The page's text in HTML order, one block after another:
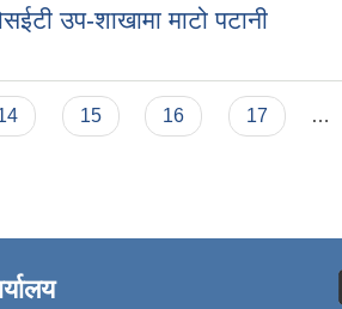
उप-शाखामा माटो पटानी
15 16 17 …